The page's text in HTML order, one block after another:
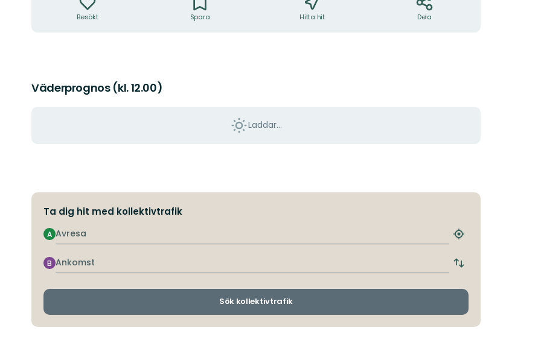
Besökt Spara Hitta hit Dela
Väderprognos (kl. 12.00)
Laddar...
Ta dig hit med kollektivtrafik
Avresa
A
Hitta
hållplats
Ankomst
B
Byt
och
Sök kollektivtrafik